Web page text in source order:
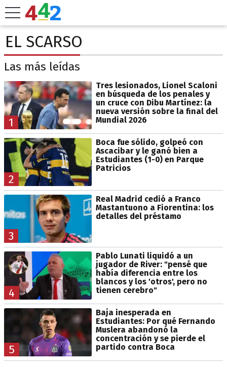
EL SCARSO
Las más leídas
1
Tres lesionados, Lionel Scaloni
en búsqueda de los penales y
un cruce con Dibu Martínez: la
nueva versión sobre la final del
Mundial 2026
2
Boca fue sólido, golpeó con
Ascacibar y le ganó bien a
Estudiantes (1-0) en Parque
Patricios
3
Real Madrid cedió a Franco
Mastantuono a Fiorentina: los
detalles del préstamo
4
Pablo Lunati liquidó a un
jugador de River: "pensé que
había diferencia entre los
blancos y los 'otros', pero no
tienen cerebro"
5
Baja inesperada en
Estudiantes: Por qué Fernando
Muslera abandonó la
concentración y se pierde el
partido contra Boca